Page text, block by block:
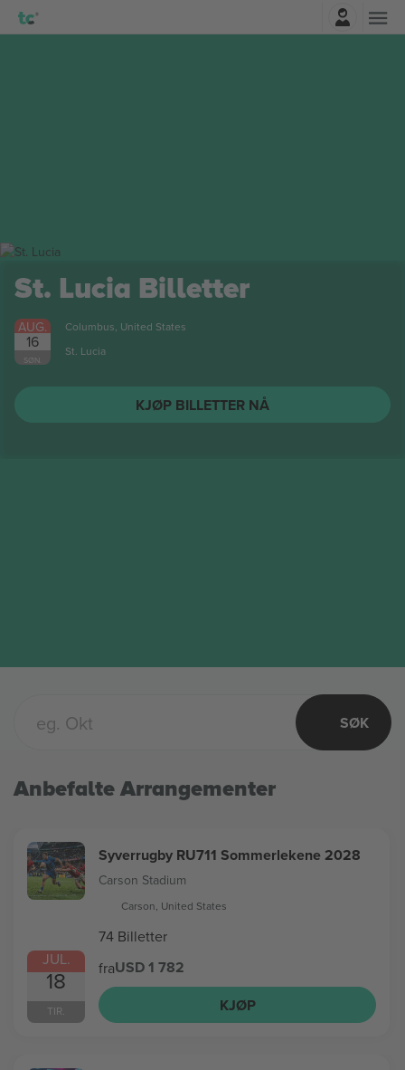
St. Lucia Billetter
AUG.
16
SØN.
Columbus, United States
St. Lucia
KJØP BILLETTER NÅ
SØK
Anbefalte Arrangementer
JUL.
18
TIR.
Syverrugby RU711 Sommerlekene 2028
Carson Stadium
Carson, United States
74 Billetter
fraUSD 1 782
KJØP